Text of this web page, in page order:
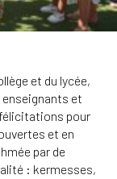
et du lycée,
enseignants et
pour
et en
par de
: kermesses,